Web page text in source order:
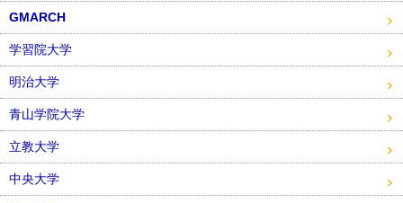
GMARCH
学習院大学
明治大学
青山学院大学
立教大学
中央大学